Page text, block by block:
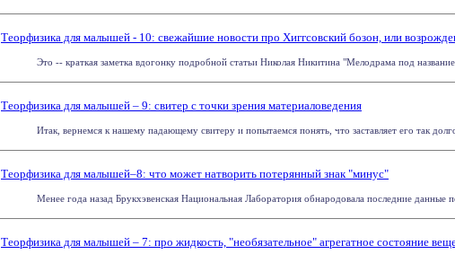
Теорфизика для малышей - 10: свежайшие новости про Хиггсовский бозон, или
Это -- краткая заметка вдогонку подробной статьи Николая Никитина "Мелодрама под
Теорфизика для малышей – 9: свитер с точки зрения материаловедения
Итак, вернемся к нашему падающему свитеру и попытаемся понять, что заставляет его так
Теорфизика для малышей–8: что может натворить потерянный знак "минус"
Менее года назад Брукхэвенская Национальная Лаборатория обнародовала последние
Теорфизика для малышей – 7: про жидкость, "необязательное" агрегатное состояние